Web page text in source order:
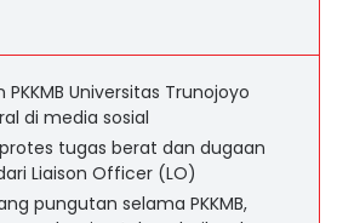
Universitas Trunojoyo
di media sosial
tugas berat dan dugaan
Liaison Officer (LO)
pungutan selama PKKMB,